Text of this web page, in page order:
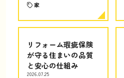
家
リフォーム瑕疵保険
が守る住まいの品質
と安心の仕組み
2026.07.25